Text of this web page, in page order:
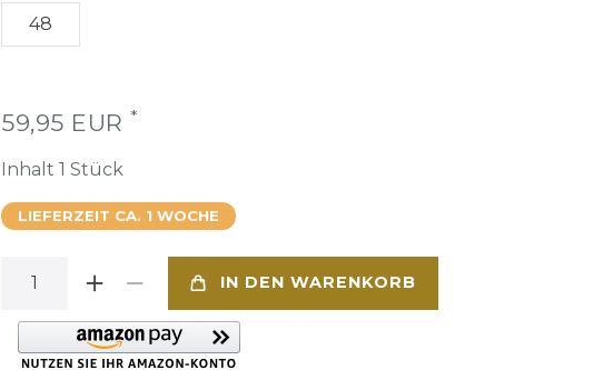
48
59,95 EUR *
Inhalt 1 Stück
LIEFERZEIT CA. 1 WOCHE
IN DEN WARENKORB